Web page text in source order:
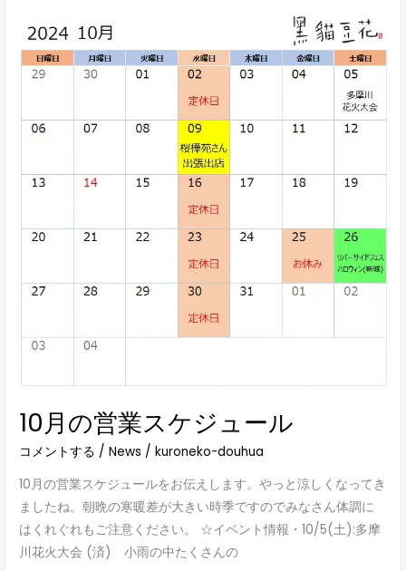
10月の営業スケジュール
コメントする /News /kuroneko-douhua
10月の営業スケジュールをお伝えします。やっと涼しくなってき
ましたね。朝晩の寒暖差が大きい時季ですのでみなさん体調に
はくれぐれもご注意ください。 ☆イベント情報・10/5(土):多摩
川花火大会 (済) 小雨の中たくさんの
10
月
業
ー